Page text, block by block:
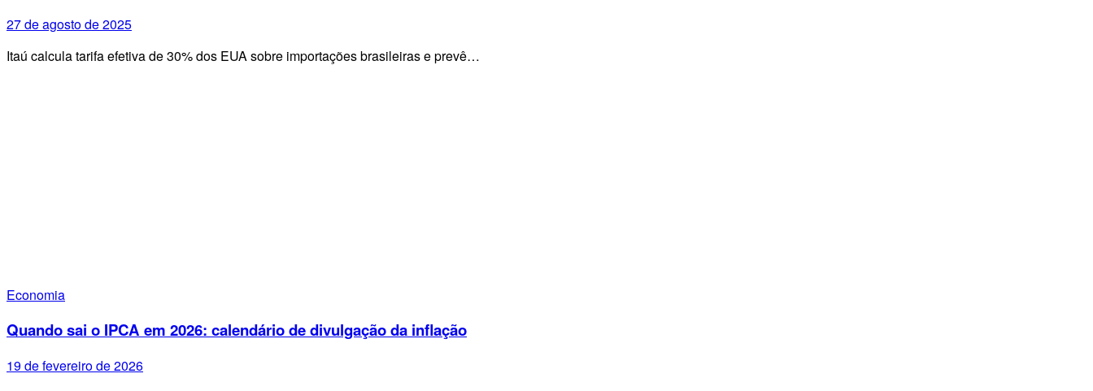
27 de agosto de 2025
Itaú calcula tarifa efetiva de 30% dos EUA sobre importações brasileiras e prevê…
Economia
Quando sai o IPCA em 2026: calendário de divulgação da inflação
19 de fevereiro de 2026